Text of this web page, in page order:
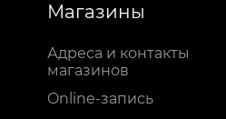
Магазины
Адреса и контакты
магазинов
Online-запись